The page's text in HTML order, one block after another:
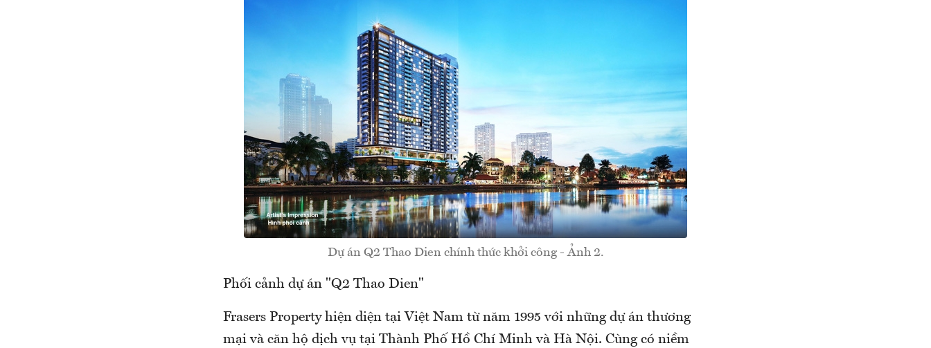
Dự án Q2 Thao Dien chính thức khởi công - Ảnh 2.
Phối cảnh dự án "Q2 Thao Dien"
Frasers Property hiện diện tại Việt Nam từ năm 1995 với những dự án thương
mại và căn hộ dịch vụ tại Thành Phố Hồ Chí Minh và Hà Nội. Cùng có niềm